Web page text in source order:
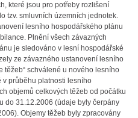
které jsou pro potřeby rozlišení
tzv. smluvních územních jednotek.
lesního hospodářského plánu
Plnění všech závazných
je sledováno v lesní hospodářské
ze závazného ustanovení lesního
těžeb“ schválené u nového lesního
v průběhu platnosti lesního
objemů celkových těžeb od počátku
do 31.12.2006 (údaje byly čerpány
Objemy těžeb byly zpracovány